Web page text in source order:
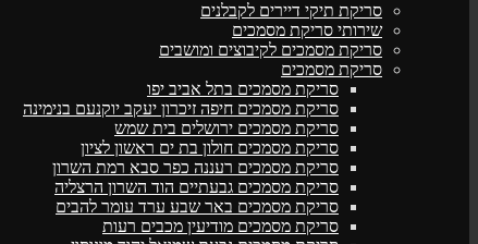
סריקת תיקי דיירים לקבלנים
שירותי סריקת מסמכים
סריקת מסמכים לקיבוצים ומושבים
סריקת מסמכים
סריקת מסמכים בתל אביב יפו
סריקת מסמכים חיפה זיכרון יעקב יוקנעם בנימינה
סריקת מסמכים ירושלים בית שמש
סריקת מסמכים חולון בת ים ראשון לציון
סריקת מסמכים רעננה כפר סבא רמת השרון
סריקת מסמכים גבעתיים הוד השרון הרצליה
סריקת מסמכים באר שבע ערד עומר להבים
סריקת מסמכים מודיעין מכבים רעות